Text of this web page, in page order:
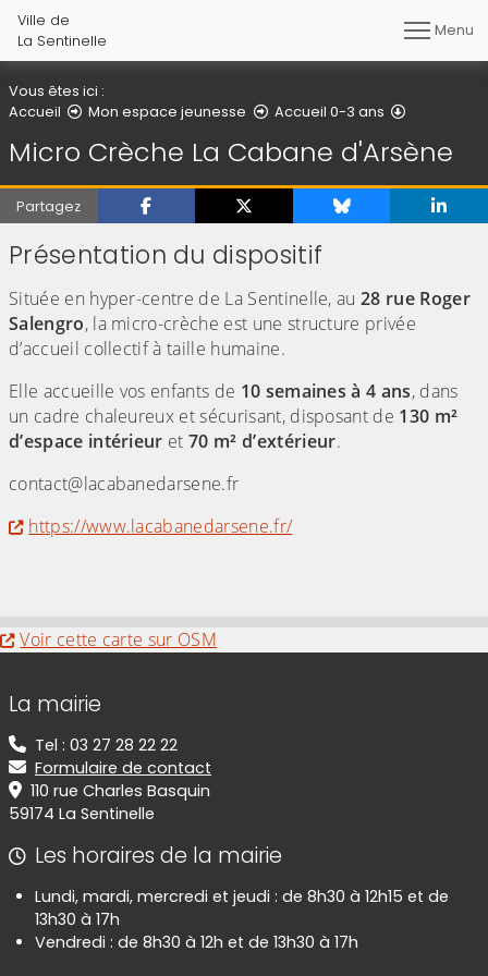
Ville de
La Sentinelle
Menu
Vous êtes ici :
Accueil
Mon espace jeunesse Accueil 0-3 ans
Micro Crèche La Cabane d'Arsène
Partagez
Présentation du dispositif
Située en hyper-centre de La Sentinelle, au28 rue Roger
Salengro, la micro-crèche est une structure privée
d’accueil collectif à taille humaine.
Elle accueille vos enfants de 10 semaines à 4 ans, dans
un cadre chaleureux et sécurisant, disposant de 130 m²
d’espace intérieur et70 m² d’extérieur.
contact@lacabanedarsene.fr
https://www.lacabanedarsene.fr/
Evitez la carte interactive ci-après et aller au
Voir cette carte sur OSM
Informations de contact
La mairie
Tel : 03 27 28 22 22
Formulaire de contact
110 rue Charles Basquin
59174 La Sentinelle
Les horaires de la mairie
Lundi, mardi, mercredi et jeudi : de 8h30 à 12h15 et de
13h30 à 17h
Vendredi : de 8h30 à 12h et de 13h30 à 17h